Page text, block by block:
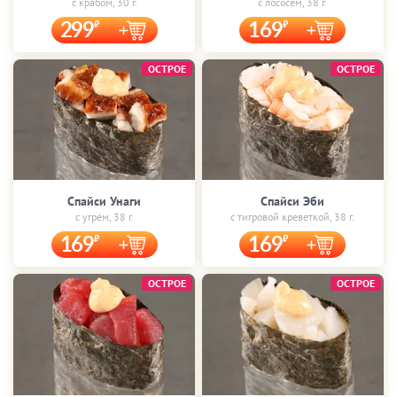
299 169
Спайси Унаги
с угрём, 38 г.
169
ОСТРОЕ
Спайси Эби
с тигровой креветкой, 38 г.
169
ОСТРОЕ
ОСТРОЕ ОСТРОЕ